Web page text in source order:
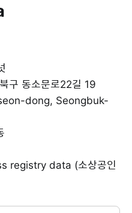
구 동소문로22길 19
dong, Seongbuk-
registry data (소상공인